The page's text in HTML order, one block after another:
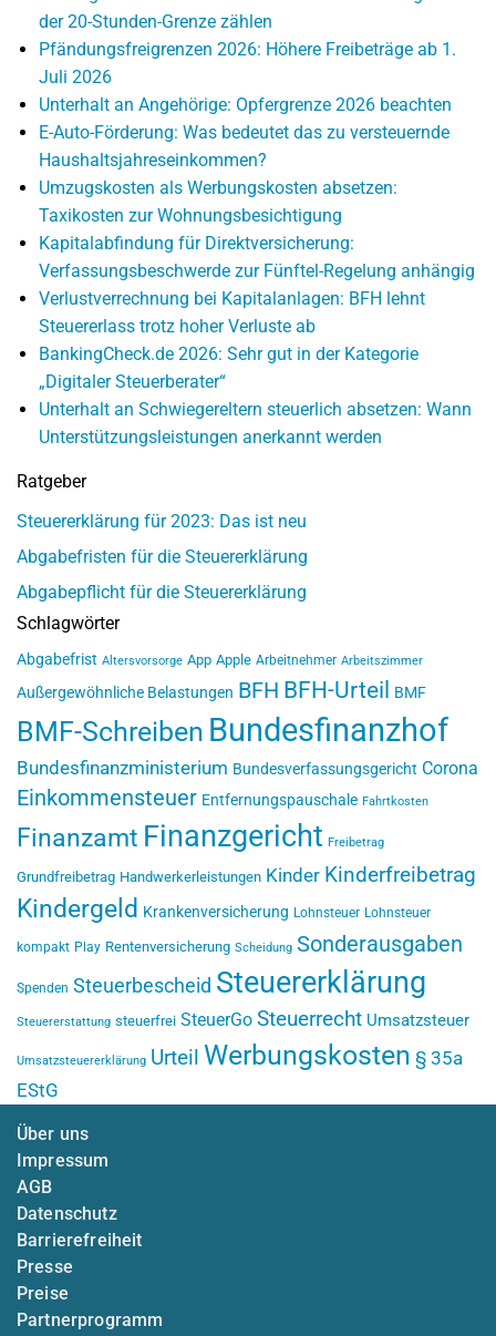
der 20-Stunden-Grenze zählen
Pfändungsfreigrenzen 2026: Höhere Freibeträge ab 1.
Juli 2026
Unterhalt an Angehörige: Opfergrenze 2026 beachten
E-Auto-Förderung: Was bedeutet das zu versteuernde
Haushaltsjahreseinkommen?
Umzugskosten als Werbungskosten absetzen:
Taxikosten zur Wohnungsbesichtigung
Kapitalabfindung für Direktversicherung:
Verfassungsbeschwerde zur Fünftel-Regelung anhängig
Verlustverrechnung bei Kapitalanlagen: BFH lehnt
Steuererlass trotz hoher Verluste ab
BankingCheck.de 2026: Sehr gut in der Kategorie
„Digitaler Steuerberater“
Unterhalt an Schwiegereltern steuerlich absetzen: Wann
Unterstützungsleistungen anerkannt werden
Ratgeber
Steuererklärung für 2023: Das ist neu
Abgabefristen für die Steuererklärung
Abgabepflicht für die Steuererklärung
Schlagwörter
Abgabefrist Altersvorsorge App Apple Arbeitnehmer Arbeitszimmer
Außergewöhnliche Belastungen BFH BFH-Urteil BMF
BMF-Schreiben Bundesfinanzhof
Bundesfinanzministerium Bundesverfassungsgericht Corona
Einkommensteuer Entfernungspauschale Fahrtkosten
Finanzamt Finanzgericht Freibetrag
Grundfreibetrag Handwerkerleistungen Kinder Kinderfreibetrag
Kindergeld Krankenversicherung Lohnsteuer Lohnsteuer
kompakt Play Rentenversicherung Scheidung Sonderausgaben
Spenden Steuerbescheid Steuererklärung
Steuererstattung steuerfrei SteuerGo Steuerrecht Umsatzsteuer
Umsatzsteuererklärung Urteil Werbungskosten § 35a
EStG
Über uns
Impressum
AGB
Datenschutz
Barrierefreiheit
Presse
Preise
Partnerprogramm